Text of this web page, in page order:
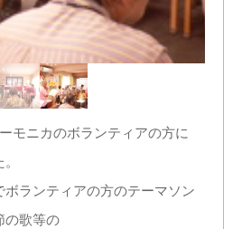
モニカのボランティアの方に
ランティアの方のテーマソン
の歌等の